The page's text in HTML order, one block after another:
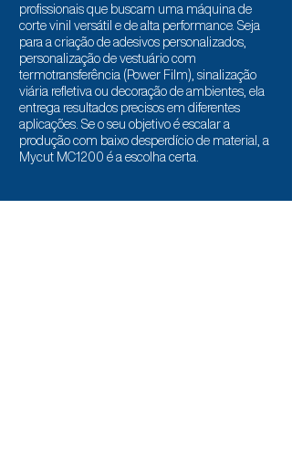
profissionais que buscam uma máquina de
corte vinil versátil e de alta performance. Seja
para a criação de adesivos personalizados,
personalização de vestuário com
termotransferência (Power Film), sinalização
viária refletiva ou decoração de ambientes, ela
entrega resultados precisos em diferentes
aplicações. Se o seu objetivo é escalar a
produção com baixo desperdício de material, a
Mycut MC1200 é a escolha certa.